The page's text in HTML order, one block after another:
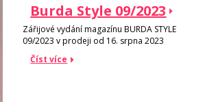
Burda Style 09/2023
Zářijové vydání magazínu BURDA STYLE
09/2023 v prodeji od 16. srpna 2023
Číst více